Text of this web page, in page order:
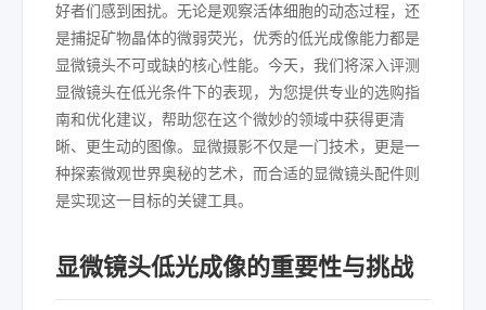
好者们感到困扰。无论是观察活体细胞的动态过程，还
是捕捉矿物晶体的微弱荧光，优秀的低光成像能力都是
显微镜头不可或缺的核心性能。今天，我们将深入评测
显微镜头在低光条件下的表现，为您提供专业的选购指
南和优化建议，帮助您在这个微妙的领域中获得更清
晰、更生动的图像。显微摄影不仅是一门技术，更是一
种探索微观世界奥秘的艺术，而合适的显微镜头配件则
是实现这一目标的关键工具。
显微镜头低光成像的重要性与挑战